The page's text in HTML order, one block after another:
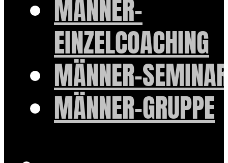
MÄNNER-
EINZELCOACHING
MÄNNER-
MÄNNER-GRUPPE